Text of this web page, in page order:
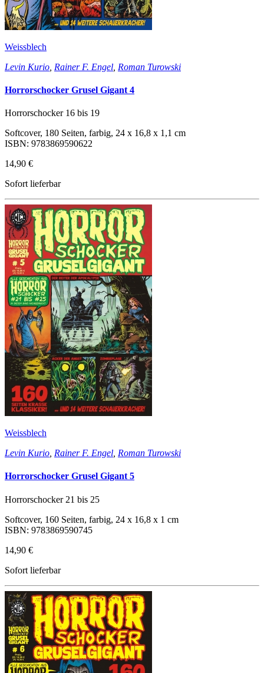
Weissblech
Levin Kurio Rainer F. Engel Roman Turowski
Horrorschocker Grusel Gigant 4
Horrorschocker 16 bis 19
Softcover, 180 Seiten, farbig, 24 x 16,8 x 1,1 cm
ISBN: 9783869590622
14,90 €
Sofort lieferbar
Weissblech
Levin Kurio Rainer F. Engel Roman Turowski
Horrorschocker Grusel Gigant 5
Horrorschocker 21 bis 25
Softcover, 160 Seiten, farbig, 24 x 16,8 x 1 cm
ISBN: 9783869590745
14,90 €
Sofort lieferbar